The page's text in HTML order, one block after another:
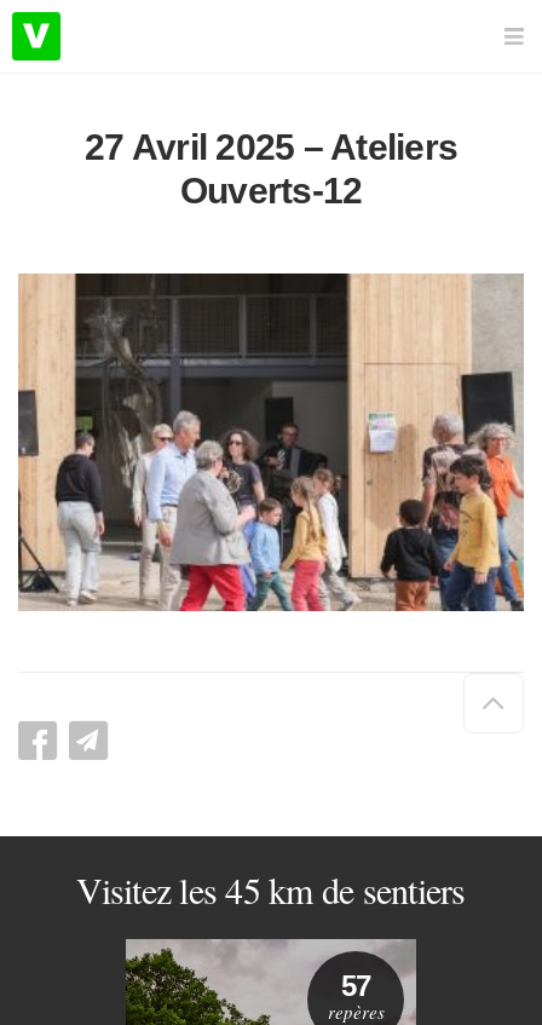
27 Avril 2025 – Ateliers
Ouverts-12
de
Visitez les 45 km de sentiers
57
repères